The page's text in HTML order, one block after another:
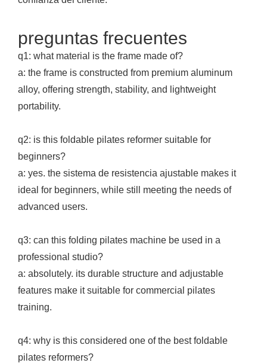
preguntas frecuentes
q1: what material is the frame made of?
a: the frame is constructed from premium aluminum
alloy, offering strength, stability, and lightweight
portability.
q2: is this foldable pilates reformer suitable for
beginners?
a: yes. the sistema de resistencia ajustable makes it
ideal for beginners, while still meeting the needs of
advanced users.
q3: can this folding pilates machine be used in a
professional studio?
a: absolutely. its durable structure and adjustable
features make it suitable for commercial pilates
training.
q4: why is this considered one of the best foldable
pilates reformers?